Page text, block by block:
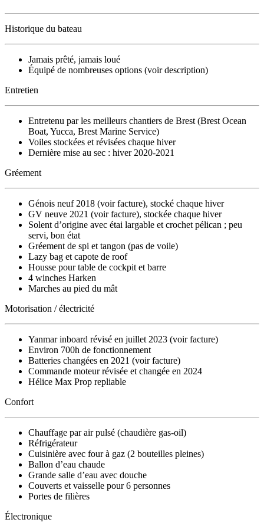
Historique du bateau
Jamais prêté, jamais loué
Équipé de nombreuses options (voir description)
Entretien
Entretenu par les meilleurs chantiers de Brest (Brest Ocean
Boat, Yucca, Brest Marine Service)
Voiles stockées et révisées chaque hiver
Dernière mise au sec : hiver 2020-2021
Gréement
Génois neuf 2018 (voir facture), stocké chaque hiver
GV neuve 2021 (voir facture), stockée chaque hiver
Solent d’origine avec étai largable et crochet pélican ; peu
servi, bon état
Gréement de spi et tangon (pas de voile)
Lazy bag et capote de roof
Housse pour table de cockpit et barre
4 winches Harken
Marches au pied du mât
Motorisation / électricité
Yanmar inboard révisé en juillet 2023 (voir facture)
Environ 700h de fonctionnement
Batteries changées en 2021 (voir facture)
Commande moteur révisée et changée en 2024
Hélice Max Prop repliable
Confort
Chauffage par air pulsé (chaudière gas-oil)
Réfrigérateur
Cuisinière avec four à gaz (2 bouteilles pleines)
Ballon d’eau chaude
Grande salle d’eau avec douche
Couverts et vaisselle pour 6 personnes
Portes de filières
Électronique